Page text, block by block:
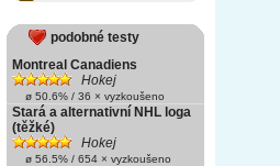
podobné testy
Montreal Canadiens
Hokej
ø 50.6% / 36 × vyzkoušeno
Stará a alternativní NHL loga
(těžké)
Hokej
ø 56.5% / 654 × vyzkoušeno